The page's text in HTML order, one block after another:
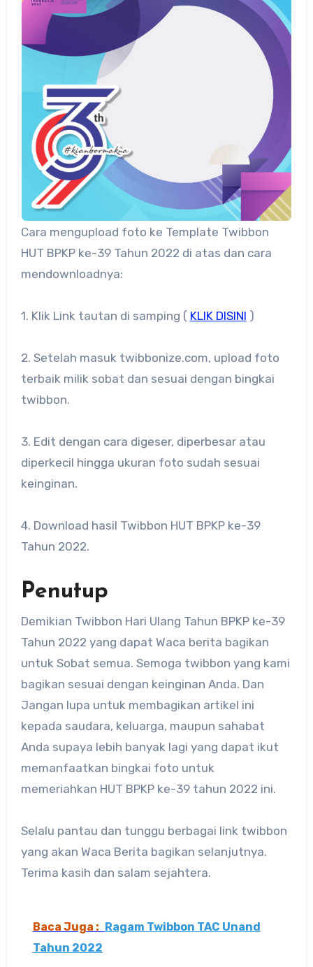
Cara mengupload foto ke Template Twibbon
HUT BPKP ke-39 Tahun 2022 di atas dan cara
mendownloadnya:
1. Klik Link tautan di samping ( KLIK DISINI )
2. Setelah masuk twibbonize.com, upload foto
terbaik milik sobat dan sesuai dengan bingkai
twibbon.
3. Edit dengan cara digeser, diperbesar atau
diperkecil hingga ukuran foto sudah sesuai
keinginan.
4. Download hasil Twibbon HUT BPKP ke-39
Tahun 2022.
Penutup
Demikian Twibbon Hari Ulang Tahun BPKP ke-39
Tahun 2022 yang dapat Waca berita bagikan
untuk Sobat semua. Semoga twibbon yang kami
bagikan sesuai dengan keinginan Anda. Dan
Jangan lupa untuk membagikan artikel ini
kepada saudara, keluarga, maupun sahabat
Anda supaya lebih banyak lagi yang dapat ikut
memanfaatkan bingkai foto untuk
memeriahkan HUT BPKP ke-39 tahun 2022 ini.
Selalu pantau dan tunggu berbagai link twibbon
yang akan Waca Berita bagikan selanjutnya.
Terima kasih dan salam sejahtera.
Baca Juga :
Ragam Twibbon TAC Unand
Tahun 2022